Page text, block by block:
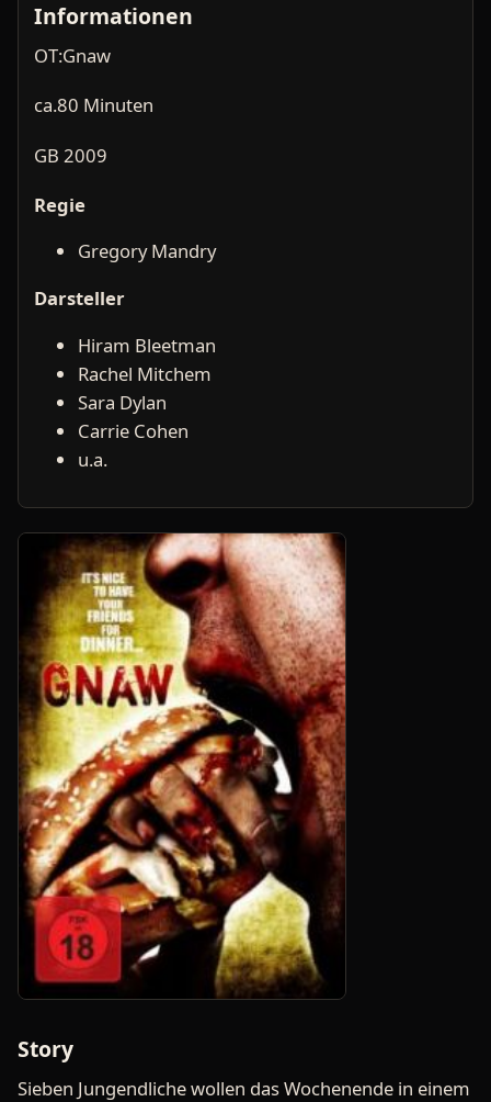
Informationen
OT:Gnaw
ca.80 Minuten
GB 2009
Regie
Gregory Mandry
Darsteller
Hiram Bleetman
Rachel Mitchem
Sara Dylan
Carrie Cohen
u.a.
Story
Sieben Jungendliche wollen das Wochenende in einem